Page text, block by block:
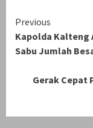
Continue
Reading
Previous
Kapolda Kalteng
Sabu Jumlah
Gerak Cepat